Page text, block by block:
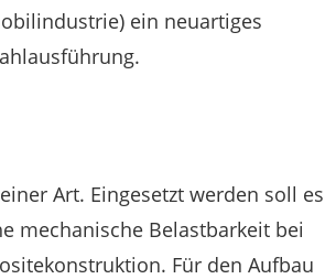
ein neuartiges
Art. Eingesetzt werden soll es
mechanische Belastbarkeit bei
Für den Aufbau